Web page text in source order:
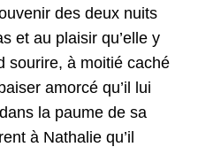
des deux nuits
et au plaisir qu’elle y
sourire, à moitié caché
amor­cé qu’il lui
la paume de sa
à Nathalie qu’il